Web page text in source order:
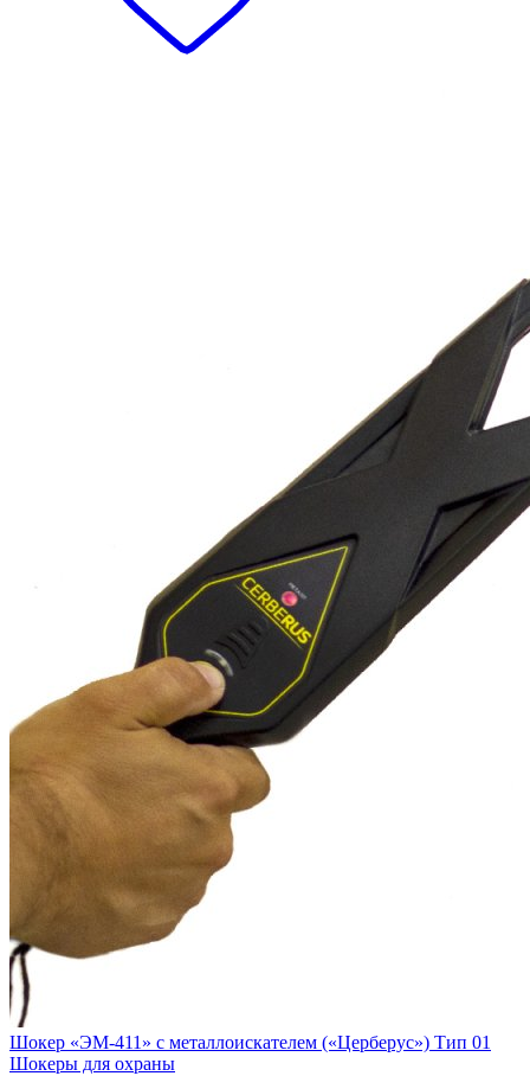
Шокер «ЭМ-411» с металлоискателем («Церберус») Тип 01
Шокеры для охраны